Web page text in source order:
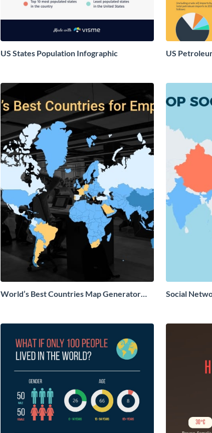
US States Population Infographic US
World’s Best Countries Map Generator
Social